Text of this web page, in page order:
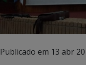
Publicado em 13 abr